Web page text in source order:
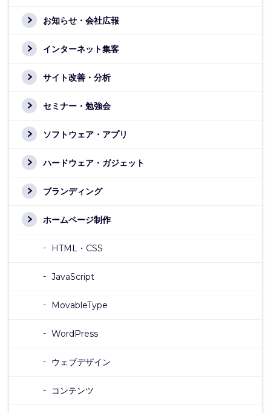
お知らせ・会社広報
インターネット集客
サイト改善・分析
セミナー・勉強会
ソフトウェア・アプリ
ハードウェア・ガジェット
ブランディング
ホームページ制作
HTML・CSS
JavaScript
MovableType
WordPress
ウェブデザイン
コンテンツ